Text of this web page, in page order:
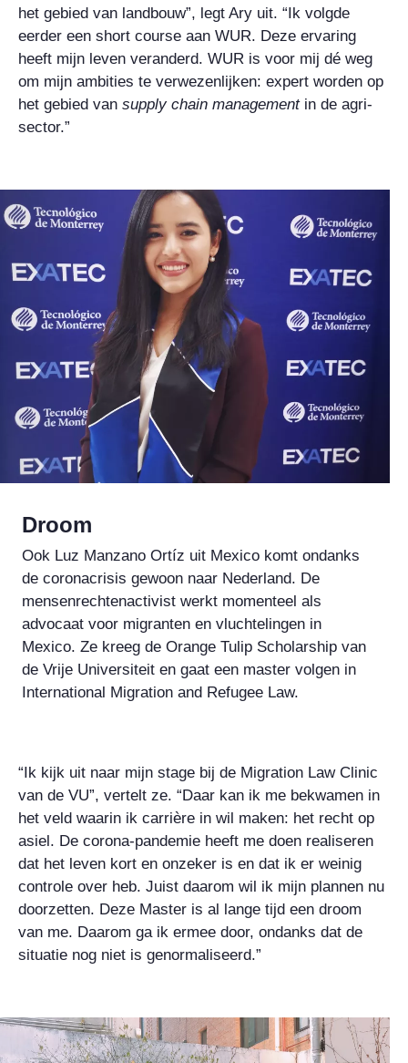
het gebied van landbouw”, legt Ary uit. “Ik volgde
eerder een short course aan WUR. Deze ervaring
heeft mijn leven veranderd. WUR is voor mij dé weg
om mijn ambities te verwezenlijken: expert worden op
het gebied van supply chain managementin de agri-
sector.”
Droom
Ook Luz Manzano Ortíz uit Mexico komt ondanks
de coronacrisis gewoon naar Nederland. De
mensenrechtenactivist werkt momenteel als
advocaat voor migranten en vluchtelingen in
Mexico. Ze kreeg de Orange Tulip Scholarship van
de Vrije Universiteit en gaat een master volgen in
International Migration and Refugee Law.
“Ik kijk uit naar mijn stage bij de Migration Law Clinic
van de VU”, vertelt ze. “Daar kan ik me bekwamen in
het veld waarin ik carrière in wil maken: het recht op
asiel. De corona-pandemie heeft me doen realiseren
dat het leven kort en onzeker is en dat ik er weinig
controle over heb. Juist daarom wil ik mijn plannen nu
doorzetten. Deze Master is al lange tijd een droom
van me. Daarom ga ik ermee door, ondanks dat de
situatie nog niet is genormaliseerd.”